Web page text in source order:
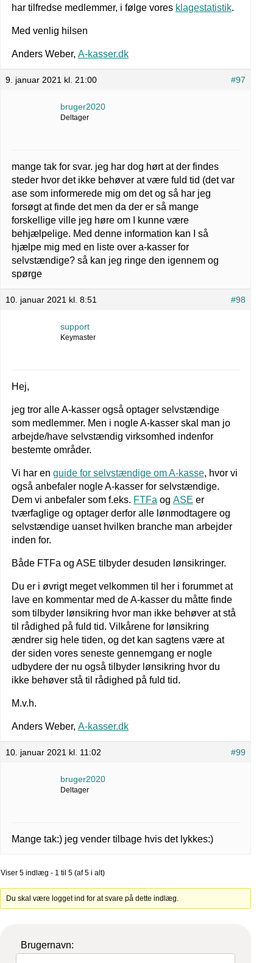
har tilfredse medlemmer, i følge vores klagestatistik.
Med venlig hilsen
Anders Weber, A-kasser.dk
9. januar 2021 kl. 21:00 #97
bruger2020
Deltager
mange tak for svar. jeg har dog hørt at der findes
steder hvor det ikke behøver at være fuld tid (det var
ase som informerede mig om det og så har jeg
forsøgt at finde det men da der er så mange
forskellige ville jeg høre om I kunne være
behjælpelige. Med denne information kan I så
hjælpe mig med en liste over a-kasser for
selvstændige? så kan jeg ringe den igennem og
spørge
10. januar 2021 kl. 8:51 #98
support
Keymaster
Hej,
jeg tror alle A-kasser også optager selvstændige
som medlemmer. Men i nogle A-kasser skal man jo
arbejde/have selvstændig virksomhed indenfor
bestemte områder.
Vi har en guide for selvstændige om A-kasse, hvor vi
også anbefaler nogle A-kasser for selvstændige.
Dem vi anbefaler som f.eks. FTFa og ASE er
tværfaglige og optager derfor alle lønmodtagere og
selvstændige uanset hvilken branche man arbejder
inden for.
Både FTFa og ASE tilbyder desuden lønsikringer.
Du er i øvrigt meget velkommen til her i forummet at
lave en kommentar med de A-kasser du måtte finde
som tilbyder lønsikring hvor man ikke behøver at stå
til rådighed på fuld tid. Vilkårene for lønsikring
ændrer sig hele tiden, og det kan sagtens være at
der siden vores seneste gennemgang er nogle
udbydere der nu også tilbyder lønsikring hvor du
ikke behøver stå til rådighed på fuld tid.
M.v.h.
Anders Weber, A-kasser.dk
10. januar 2021 kl. 11:02 #99
bruger2020
Deltager
Mange tak:) jeg vender tilbage hvis det lykkes:)
Viser 5 indlæg - 1 til 5 (af 5 i alt)
Du skal være logget ind for at svare på dette indlæg.
Brugernavn: